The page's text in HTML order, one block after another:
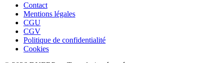
Contact
Mentions légales
CGU
CGV
Politique de confidentialité
Cookies